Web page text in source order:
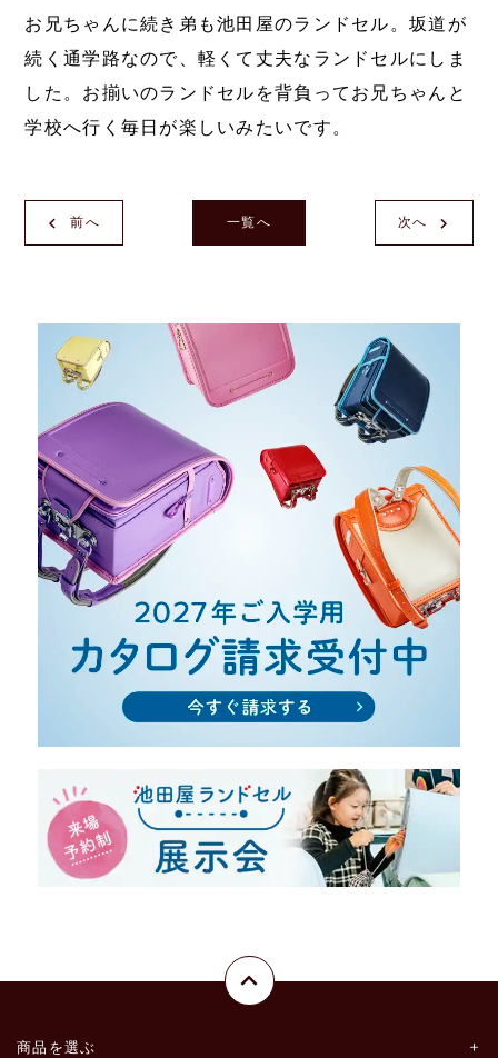
お兄ちゃんに続き弟も池田屋のランドセル。坂道が
続く通学路なので、軽くて丈夫なランドセルにしま
した。お揃いのランドセルを背負ってお兄ちゃんと
学校へ行く毎日が楽しいみたいです。
前へ 次へ
一覧へ
商品を選ぶ